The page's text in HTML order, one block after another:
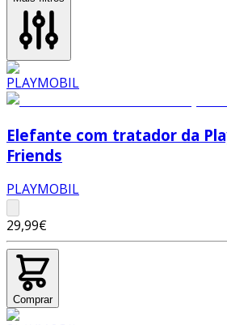
Elefante com tratador da
Friends
PLAYMOBIL
29,99€
Comprar